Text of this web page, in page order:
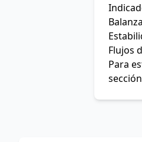
Flujos
Para